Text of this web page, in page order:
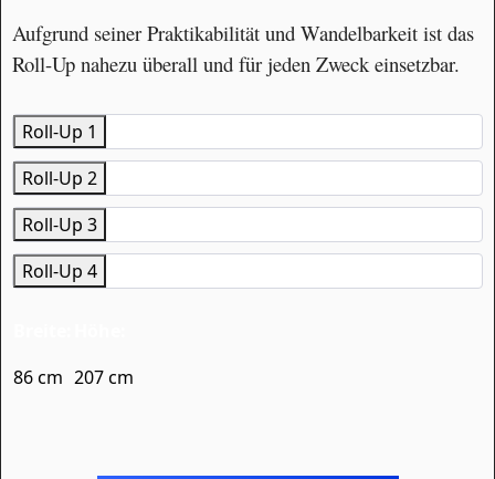
Aufgrund seiner Praktikabilität und Wandelbarkeit ist das
Roll-Up nahezu überall und für jeden Zweck einsetzbar.
Roll-Up 1
Roll-Up 2
Roll-Up 3
Roll-Up 4
86 cm 207 cm